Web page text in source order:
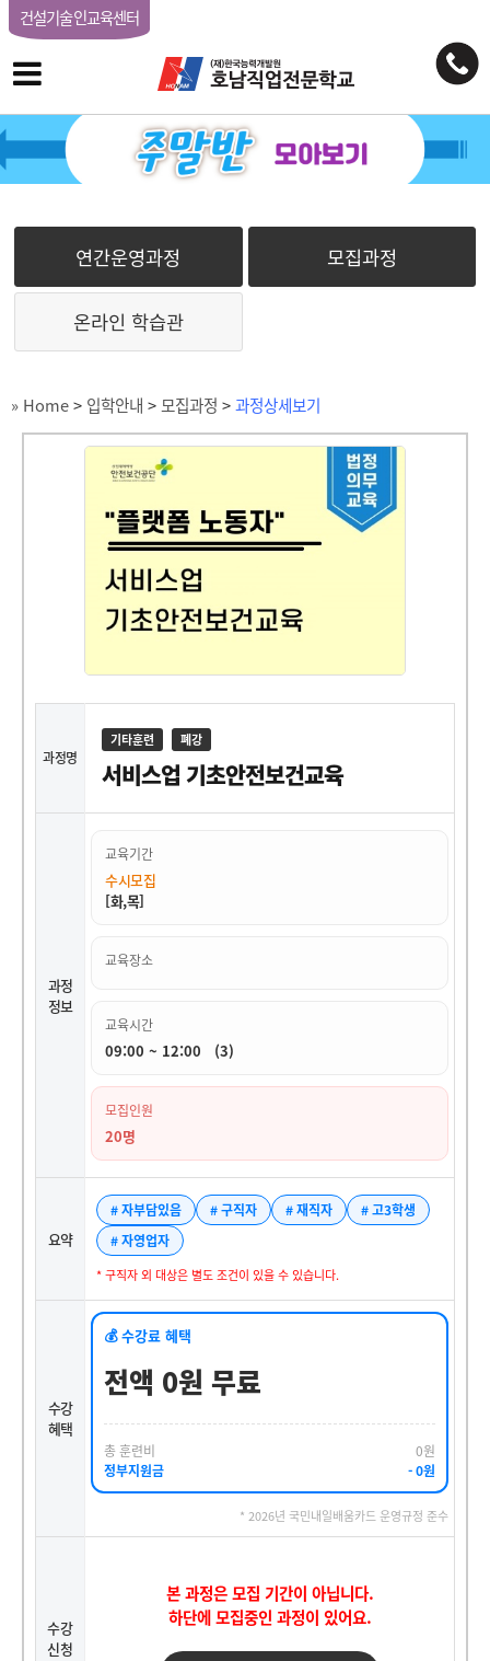
건설기술인교육센터
연간운영과정 모집과정
온라인 학습관
» Home> 입학안내 >모집과정 >과정상세보기
과정명
기타훈련 폐강
서비스업 기초안전보건교육
과정
정보
교육기간
수시모집
[화,목]
교육장소
교육시간
09:00 ~ 12:00 (3)
모집인원
20명
요약
# 자부담있음 # 구직자 # 재직자
# 고3학생
# 자영업자
* 구직자 외 대상은 별도 조건이 있을 수 있습니다.
수강
혜택
💰 수강료 혜택
전액 0원 무료
총 훈련비
0원
정부지원금
- 0원
* 2026년 국민내일배움카드 운영규정 준수
수강
신청
본 과정은 모집 기간이 아닙니다.
하단에 모집중인 과정이 있어요.